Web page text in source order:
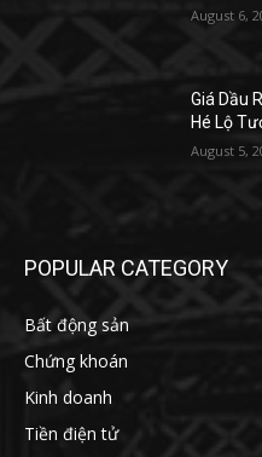
August 6,
Giá Dầu
Hé Lộ
August 5,
POPULAR CATEGORY
Bất động sản
Chứng khoán
Kinh doanh
Tiền điện tử